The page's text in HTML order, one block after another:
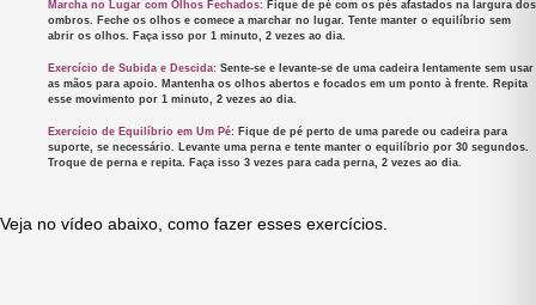
Marcha no Lugar com Olhos Fechados: Fique de pé com os pés afastados na largura dos
ombros. Feche os olhos e comece a marchar no lugar. Tente manter o equilíbrio sem
abrir os olhos. Faça isso por 1 minuto, 2 vezes ao dia.
Exercício de Subida e Descida: Sente-se e levante-se de uma cadeira lentamente sem usar
as mãos para apoio. Mantenha os olhos abertos e focados em um ponto à frente. Repita
esse movimento por 1 minuto, 2 vezes ao dia.
Exercício de Equilíbrio em Um Pé: Fique de pé perto de uma parede ou cadeira para
suporte, se necessário. Levante uma perna e tente manter o equilíbrio por 30 segundos.
Troque de perna e repita. Faça isso 3 vezes para cada perna, 2 vezes ao dia.
Veja no vídeo abaixo, como fazer esses exercícios.